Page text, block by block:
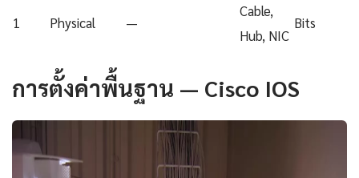
1 Physical —
Cable,
Hub, NIC
Bits
การตั้งค่าพื้นฐาน — Cisco IOS